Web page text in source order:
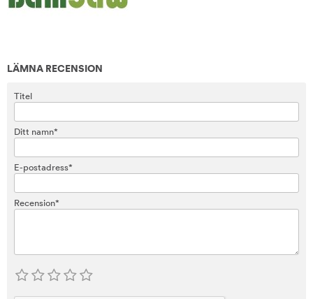
LÄMNA RECENSION
Titel
Ditt namn*
E-postadress*
Recension*